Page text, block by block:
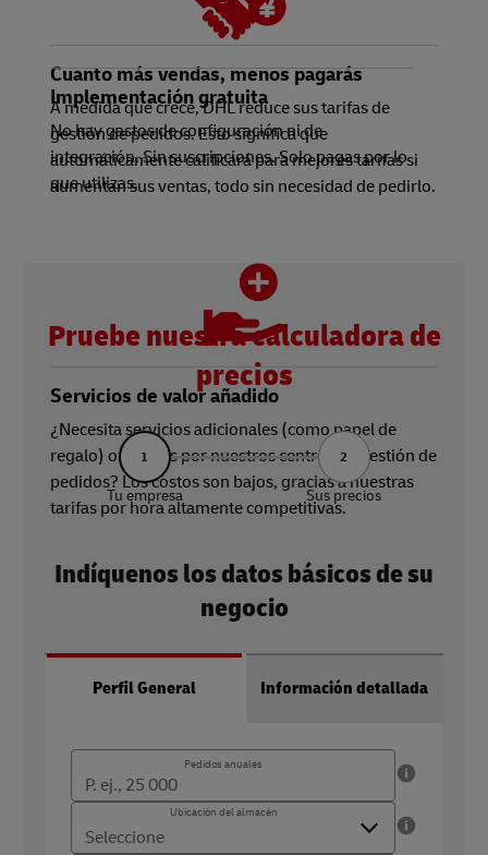
Implementación gratuita
No hay gastos de configuración ni de
integración. Sin suscripciones. Solo pagas por lo
que utilizas.
Cuanto más vendas, menos pagarás
A medida que crece, DHL reduce sus tarifas de
gestión de pedidos. Esto significa que
automáticamente calificará para mejores tarifas si
aumentan sus ventas, todo sin necesidad de pedirlo.
Servicios de valor añadido
¿Necesita servicios adicionales (como papel de
regalo) ofrecidos por nuestros centros de gestión de
pedidos? Los costos son bajos, gracias a nuestras
tarifas por hora altamente competitivas.
Pruebe nuestra calculadora de
precios
1
Tu empresa
2
Sus precios
Indíquenos los datos básicos de su
negocio
Perfil General Información detallada
Pedidos anuales
Pedidos anuales
La cantidad anual de pedidos que envía (18 000 - 500 000)
Ubicación del almacén
Ubicación del almacén